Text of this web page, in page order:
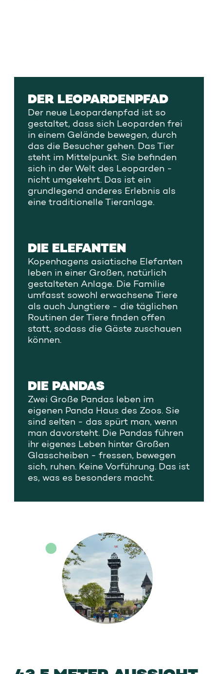
DER LEOPARDENPFAD
Der neue Leopardenpfad ist so
gestaltet, dass sich Leoparden frei
in einem Gelände bewegen, durch
das die Besucher gehen. Das Tier
steht im Mittelpunkt. Sie befinden
sich in der Welt des Leoparden -
nicht umgekehrt. Das ist ein
grundlegend anderes Erlebnis als
eine traditionelle Tieranlage.
DIE ELEFANTEN
Kopenhagens asiatische Elefanten
leben in einer Großen, natürlich
gestalteten Anlage. Die Familie
umfasst sowohl erwachsene Tiere
als auch Jungtiere - die täglichen
Routinen der Tiere finden offen
statt, sodass die Gäste zuschauen
können.
DIE PANDAS
Zwei Große Pandas leben im
eigenen Panda Haus des Zoos. Sie
sind selten - das spürt man, wenn
man davorsteht. Die Pandas führen
ihr eigenes Leben hinter Großen
Glasscheiben - fressen, bewegen
sich, ruhen. Keine Vorführung. Das ist
es, was es besonders macht.